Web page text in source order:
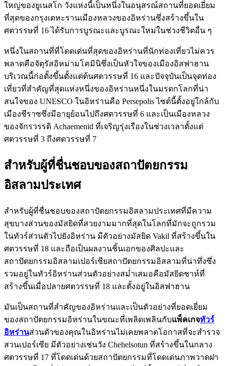
ใหญ่ของยูเนสโก วังแห่งนี้เป็นหนึ่งในอนุสรณ์สถานที่ยอดเยี่ยม
ที่สุดของกรุงเตหะรานเมืองหลวงของอิหร่านซึ่งสร้างขึ้นใน
ศตวรรษที่ 16 ได้รับการบูรณะและบูรณะใหม่ในช่วงชีวิตอื่น ๆ
หนึ่งในสถานที่ที่โดดเด่นที่สุดของอิหร่านที่นักท่องเที่ยวไม่ควร
พลาดคือจัตุรัสอิหม่ามโคมินิซึ่งเป็นหัวใจของเมืองอิสฟาฮาน
บริเวณนี้ก่อตั้งขึ้นตั้งแต่ต้นศตวรรษที่ 16 และปัจจุบันเป็นจุดท่อง
เที่ยวที่สำคัญที่สุดแห่งหนึ่งของอิหร่านหนึ่งในมรดกโลกที่น่า
สนใจของ UNESCO ในอิหร่านคือ Persepolis ไซต์นี้ตั้งอยู่ใกล้กับ
เมืองชีราซซึ่งมีอายุย้อนไปถึงศตวรรษที่ 6 และเป็นเมืองหลวง
ของจักรวรรดิ Achaemenid ที่เจริญรุ่งเรืองในช่วงเวลาตั้งแต่
ศตวรรษที่ 3 ถึงศตวรรษที่ 7
สำหรับผู้ที่ชื่นชอบของสถาปัตยกรรม
อิสลามประเทศ
สำหรับผู้ที่ชื่นชอบของสถาปัตยกรรมอิสลามประเทศที่มีความ
สุขบางส่วนของมัสยิดที่สวยงามมากที่สุดในโลกที่มักจะถูกรวม
ในทัวร์ส่วนตัวไปยังอิหร่าน มีตัวอย่างมัสยิด Vakil ที่สร้างขึ้นใน
ศตวรรษที่ 18 และถือเป็นผลงานชิ้นเอกของศิลปะและ
สถาปัตยกรรมอิสลามเปอร์เซียสถาปัตยกรรมอิสลามที่น่าทึ่งซึ่ง
รวมอยู่ในทัวร์อิหร่านส่วนตัวอย่างสม่ำเสมอคือมัสยิดชาห์ที่
สร้างขึ้นเมื่อปลายศตวรรษที่ 18 และตั้งอยู่ในอิสฟาฮาน
มันเป็นสถานที่สำคัญของอิหร่านและเป็นตัวอย่างที่ยอดเยี่ยม
ของสถาปัตยกรรมอิหร่านในขณะที่เพลิดเพลินกับแพ็คเกจทัวร์
อิหร่านส่วนตัวของคุณในอิหร่านไม่เคยพลาดโอกาสที่จะสำรวจ
สวนเปอร์เซีย มีตัวอย่างเช่นวัง Chehelsotun ที่สร้างขึ้นในกลาง
ศตวรรษที่ 17 ที่โดดเด่นด้วยสถาปัตยกรรมที่โดดเด่นภาพวาดฝา